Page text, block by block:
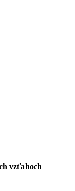
vzťahoch